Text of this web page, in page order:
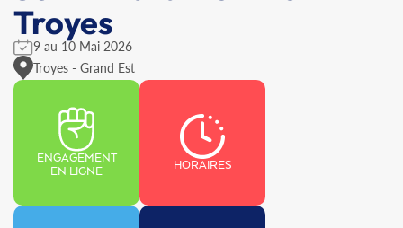
Troyes
9 au 10 Mai 2026
Troyes - Grand Est
ENGAGEMENT
EN LIGNE
HORAIRES